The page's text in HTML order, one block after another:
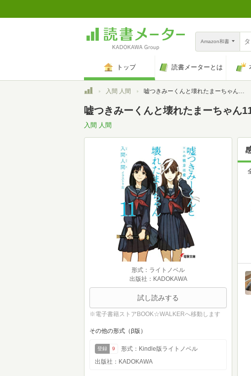
Amazon和書
トップ 読書メーターとは
トップ入間 人間 嘘つきみーくんと壊れたまーちゃん11 ××の彼方は愛 (電撃文庫)
嘘つきみーくんと壊れたまーちゃん
入間 人間
形式：ライトノベル
出版社：KADOKAWA
試し読みする
※電子書籍ストアBOOK☆WALKERへ移動します
その他の形式（β版）
登録 9
形式：Kindle版ライトノベル
出版社：KADOKAWA